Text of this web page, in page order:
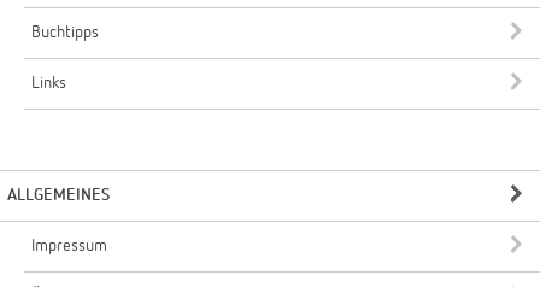
Buchtipps
Links
ALLGEMEINES
Impressum